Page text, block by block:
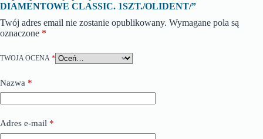
DIAMENTOWE CLASSIC. 1SZT./OLIDENT/”
Twój adres email nie zostanie opublikowany. Wymagane pola są
oznaczone *
TWOJA OCENA *
Nazwa *
Adres e-mail *